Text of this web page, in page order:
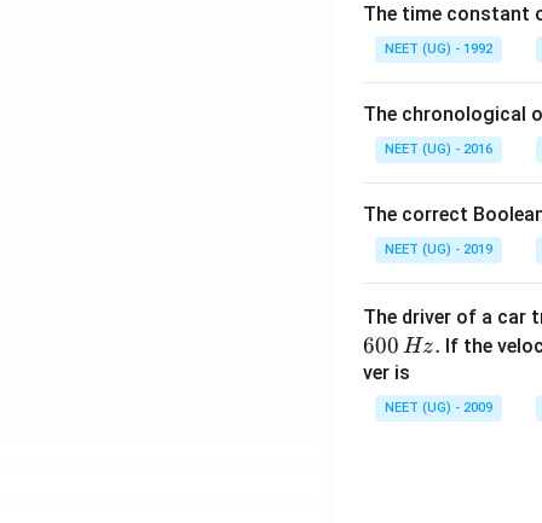
2/
Pd
(Li
nd
la
K
\x
ht
arr
ow
{N
a/
m
L
The time constant
NEET (UG) - 1992
The chronological
NEET (UG) - 2016
The correct
NEET (UG) - 2019
The driver of a car
600 Hz. If the
ver is
NEET (UG) - 2009